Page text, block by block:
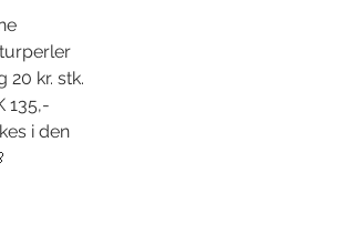
kr. stk.
135,-
i den